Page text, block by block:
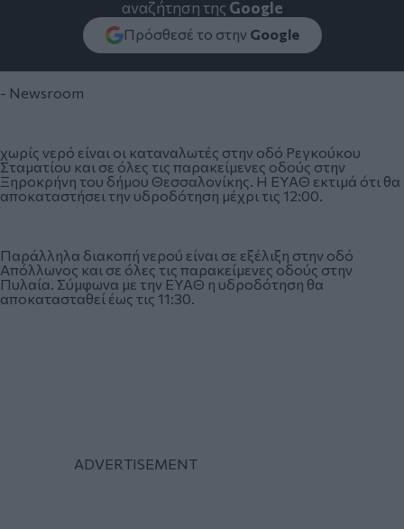
αναζήτηση της Google
Πρόσθεσέ το στην Google
- Newsroom
χωρίς νερό είναι οι καταναλωτές στην οδό Ρεγκούκου
Σταματίου και σε όλες τις παρακείμενες οδούς στην
Ξηροκρήνη του δήμου Θεσσαλονίκης. Η ΕΥΑΘ εκτιμά ότι θα
αποκαταστήσει την υδροδότηση μέχρι τις 12:00.
Παράλληλα διακοπή νερού είναι σε εξέλιξη στην οδό
Απόλλωνος και σε όλες τις παρακείμενες οδούς στην
Πυλαία. Σύμφωνα με την ΕΥΑΘ η υδροδότηση θα
αποκατασταθεί έως τις 11:30.